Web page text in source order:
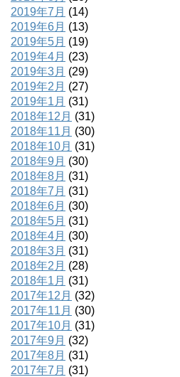
2019年7月 (14)
2019年6月 (13)
2019年5月 (19)
2019年4月 (23)
2019年3月 (29)
2019年2月 (27)
2019年1月 (31)
2018年12月 (31)
2018年11月 (30)
2018年10月 (31)
2018年9月 (30)
2018年8月 (31)
2018年7月 (31)
2018年6月 (30)
2018年5月 (31)
2018年4月 (30)
2018年3月 (31)
2018年2月 (28)
2018年1月 (31)
2017年12月 (32)
2017年11月 (30)
2017年10月 (31)
2017年9月 (32)
2017年8月 (31)
2017年7月 (31)